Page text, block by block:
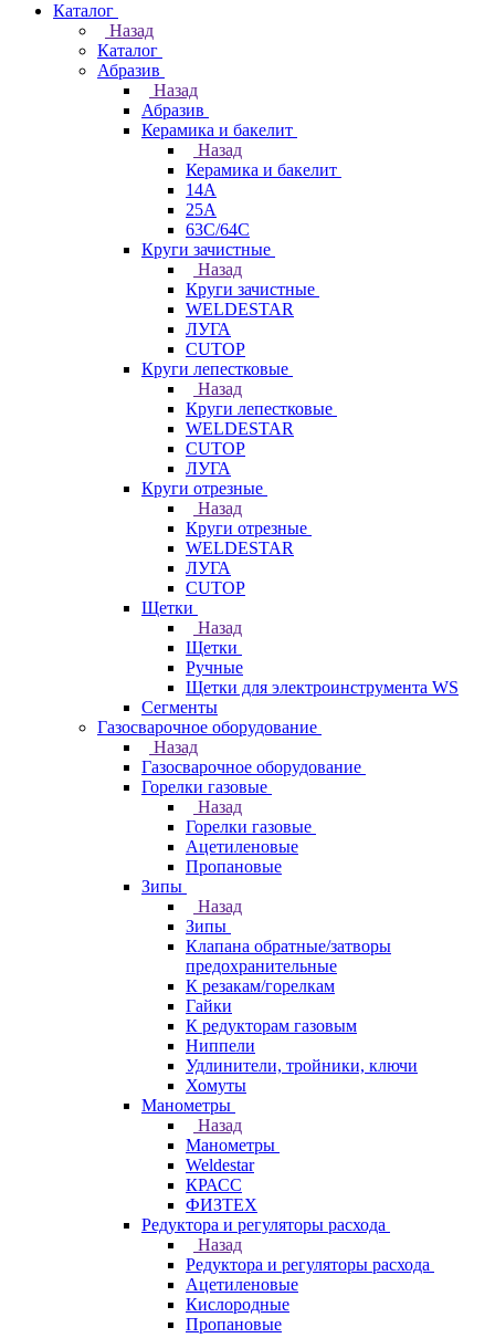
Каталог
Назад
Каталог
Абразив
Назад
Абразив
Керамика и бакелит
Назад
Керамика и бакелит
14А
25А
63С/64С
Круги зачистные
Назад
Круги зачистные
WELDESTAR
ЛУГА
CUTOP
Круги лепестковые
Назад
Круги лепестковые
WELDESTAR
CUTOP
ЛУГА
Круги отрезные
Назад
Круги отрезные
WELDESTAR
ЛУГА
CUTOP
Щетки
Назад
Щетки
Ручные
Щетки для электроинструмента WS
Сегменты
Газосварочное оборудование
Назад
Газосварочное оборудование
Горелки газовые
Назад
Горелки газовые
Ацетиленовые
Пропановые
Зипы
Назад
Зипы
Клапана обратные/затворы
предохранительные
К резакам/горелкам
Гайки
К редукторам газовым
Ниппели
Удлинители, тройники, ключи
Хомуты
Манометры
Назад
Манометры
Weldestar
КРАСС
ФИЗТЕХ
Редуктора и регуляторы расхода
Назад
Редуктора и регуляторы расхода
Ацетиленовые
Кислородные
Пропановые